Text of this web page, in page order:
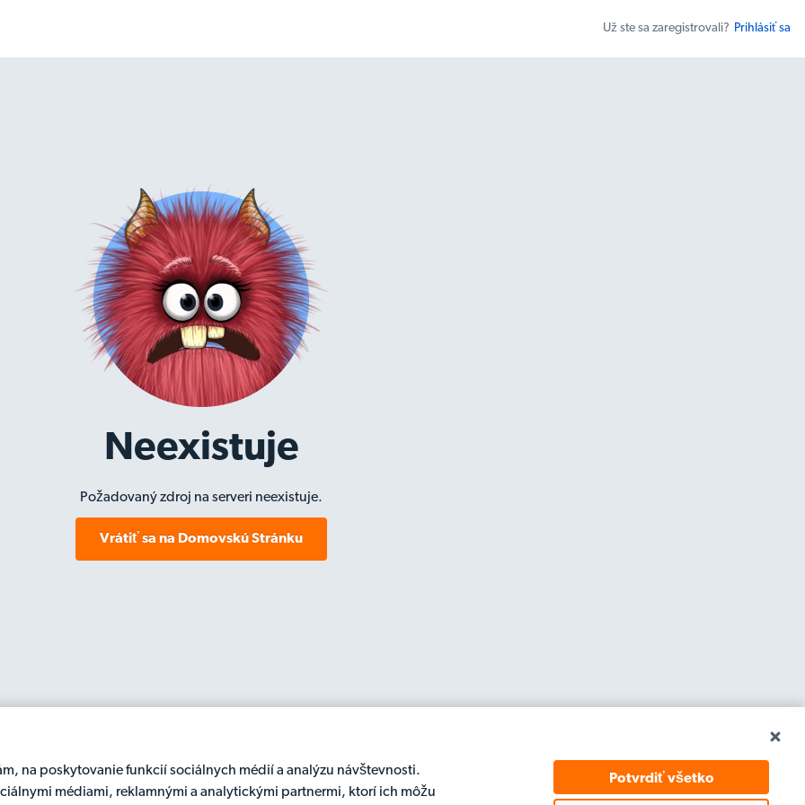
na poskytovanie funkcií sociálnych médií a analýzu návštevnosti.
médiami, reklamnými a analytickými partnermi, ktorí ich môžu
Potvrdiť všetko
Už ste sa zaregistrovali? Prihlásiť sa
Neexistuje
Požadovaný zdroj na serveri neexistuje.
Vrátiť sa na Domovskú Stránku